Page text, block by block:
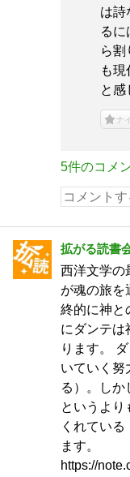
は詩
るに
ら割
も
と感
ナ
5件のコメ
拡がる読書
西洋文学の
が魂の旅を
終的に神と
にダンテは
ります。
いていく努
る）。しか
というより
くれてい
ます。
https://